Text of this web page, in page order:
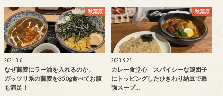
秋葉原
2021.3.6
なぜ蕎麦にラー油を入れるのか。
ガッツリ系の蕎麦を350g食べてお腹
も満足！
秋葉原
2023.9.23
カレー食堂心 スパイシーな鶏団子
にトッピングしたひきわり納豆で最
強スープ…